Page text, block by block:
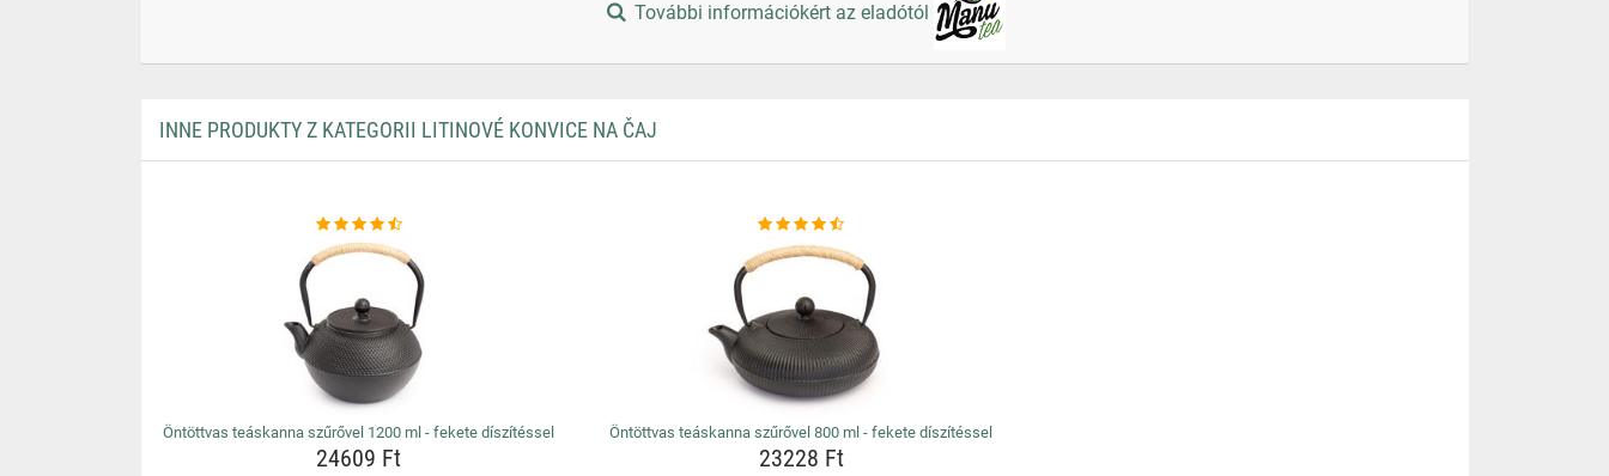
További információkért az eladótól
INNE PRODUKTY Z KATEGORII LITINOVÉ KONVICE NA ČAJ
Öntöttvas teáskanna szűrővel 1200 ml - fekete díszítéssel
24609 Ft
Öntöttvas teáskanna szűrővel 800 ml - fekete díszítéssel
23228 Ft